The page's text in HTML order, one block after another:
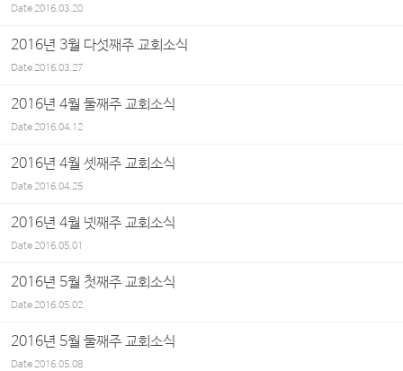
Date2016.03.20
2016년 3월 다섯째주 교회소식
Date2016.03.27
2016년 4월 둘째주 교회소식
Date2016.04.12
2016년 4월 셋째주 교회소식
Date2016.04.25
2016년 4월 넷째주 교회소식
Date2016.05.01
2016년 5월 첫째주 교회소식
Date2016.05.02
2016년 5월 둘째주 교회소식
Date2016.05.08